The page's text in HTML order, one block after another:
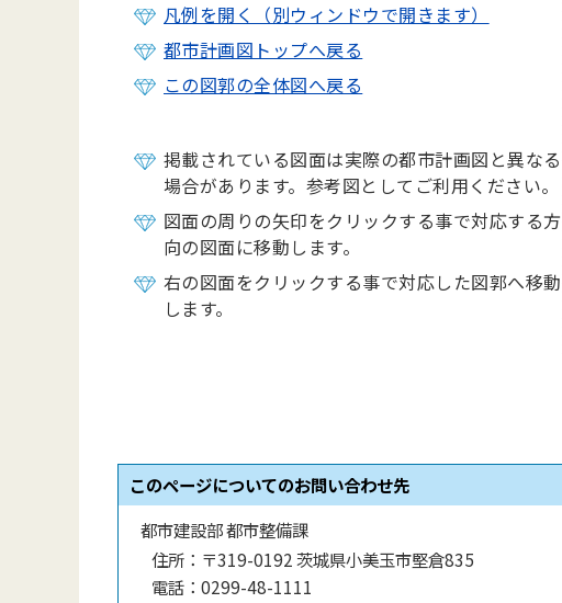
凡例を開く（別ウィンドウで開きます）
都市計画図トップへ戻る
この図郭の全体図へ戻る
掲載されている図面は実際の都市計画図と異なる
場合があります。参考図としてご利用ください。
図面の周りの矢印をクリックする事で対応する方
向の図面に移動します。
右の図面をクリックする事で対応した図郭へ移動
します。
このページについてのお問い合わせ先
都市建設部 都市整備課
住所： 〒319-0192 茨城県小美玉市堅倉835
電話： 0299-48-1111